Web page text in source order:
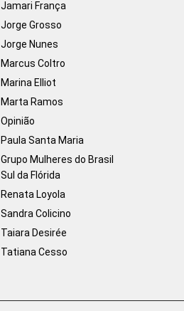
Jamari França
Jorge Grosso
Jorge Nunes
Marcus Coltro
Marina Elliot
Marta Ramos
Opinião
Paula Santa Maria
Grupo Mulheres do Brasil
Sul da Flórida
Renata Loyola
Sandra Colicino
Taiara Desirée
Tatiana Cesso